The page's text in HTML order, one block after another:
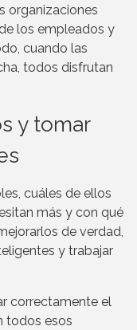
organizaciones
los empleados y
cuando las
todos disfrutan
y tomar
cuáles de ellos
más y con qué
de verdad,
y trabajar
correctamente el
todos esos